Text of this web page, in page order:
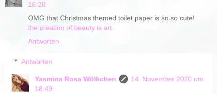
16:28
OMG that Christmas themed toilet paper is so so cute!
the creation of beauty is art.
Antworten
Antworten
Yasmina Rosa Wölkchen
14. November 2020 um
18:49